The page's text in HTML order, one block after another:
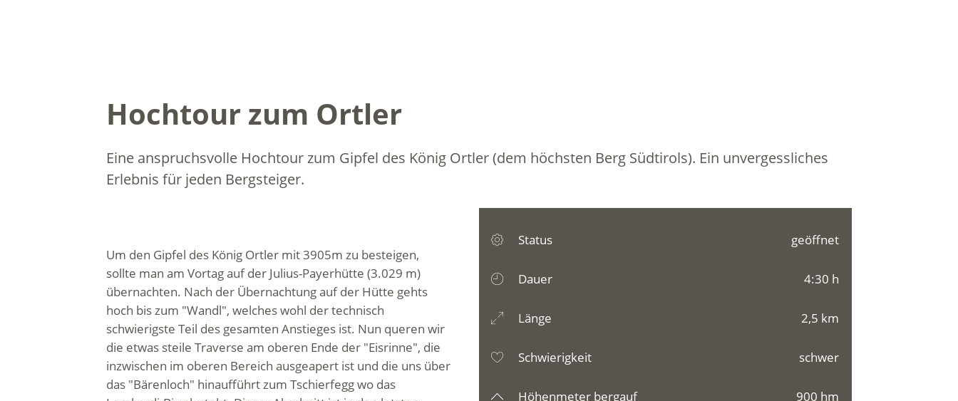
Hochtour zum Ortler
Eine anspruchsvolle Hochtour zum Gipfel des König Ortler (dem höchsten Berg Südtirols). Ein unvergessliches
Erlebnis für jeden Bergsteiger.
Um den Gipfel des König Ortler mit 3905m zu besteigen,
sollte man am Vortag auf der Julius-Payerhütte (3.029 m)
übernachten. Nach der Übernachtung auf der Hütte gehts
hoch bis zum "Wandl", welches wohl der technisch
schwierigste Teil des gesamten Anstieges ist. Nun queren wir
die etwas steile Traverse am oberen Ende der "Eisrinne", die
inzwischen im oberen Bereich ausgeapert ist und die uns über
das "Bärenloch" hinaufführt zum Tschierfegg wo das
Status geöffnet
Dauer 4:30 h
Länge 2,5 km
Schwierigkeit schwer
Höhenmeter bergauf 900 hm